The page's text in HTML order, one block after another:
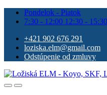
Pondelok - Piatok
7:30 - 12:00 12:30 - 15:30
+421 902 676 291
loziska.elm@gmail.com
Odstúpenie od zmluvy